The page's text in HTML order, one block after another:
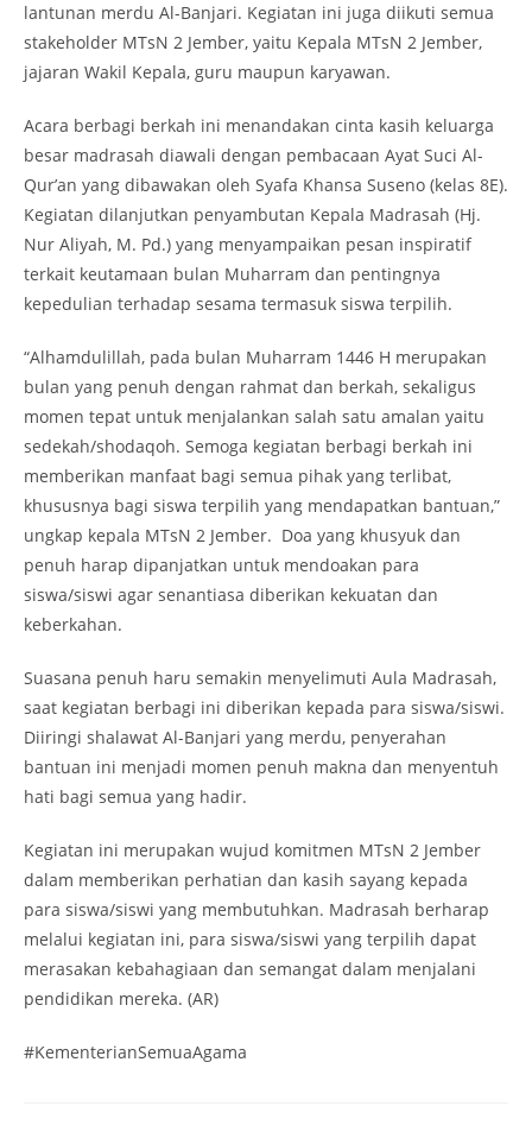
lantunan merdu Al-Banjari. Kegiatan ini juga diikuti semua
stakeholder MTsN 2 Jember, yaitu Kepala MTsN 2 Jember,
jajaran Wakil Kepala, guru maupun karyawan.
Acara berbagi berkah ini menandakan cinta kasih keluarga
besar madrasah diawali dengan pembacaan Ayat Suci Al-
Qur’an yang dibawakan oleh Syafa Khansa Suseno (kelas 8E).
Kegiatan dilanjutkan penyambutan Kepala Madrasah (Hj.
Nur Aliyah, M. Pd.) yang menyampaikan pesan inspiratif
terkait keutamaan bulan Muharram dan pentingnya
kepedulian terhadap sesama termasuk siswa terpilih.
“Alhamdulillah, pada bulan Muharram 1446 H merupakan
bulan yang penuh dengan rahmat dan berkah, sekaligus
momen tepat untuk menjalankan salah satu amalan yaitu
sedekah/shodaqoh. Semoga kegiatan berbagi berkah ini
memberikan manfaat bagi semua pihak yang terlibat,
khususnya bagi siswa terpilih yang mendapatkan bantuan,”
ungkap kepala MTsN 2 Jember. Doa yang khusyuk dan
penuh harap dipanjatkan untuk mendoakan para
siswa/siswi agar senantiasa diberikan kekuatan dan
keberkahan.
Suasana penuh haru semakin menyelimuti Aula Madrasah,
saat kegiatan berbagi ini diberikan kepada para siswa/siswi.
Diiringi shalawat Al-Banjari yang merdu, penyerahan
bantuan ini menjadi momen penuh makna dan menyentuh
hati bagi semua yang hadir.
Kegiatan ini merupakan wujud komitmen MTsN 2 Jember
dalam memberikan perhatian dan kasih sayang kepada
para siswa/siswi yang membutuhkan. Madrasah berharap
melalui kegiatan ini, para siswa/siswi yang terpilih dapat
merasakan kebahagiaan dan semangat dalam menjalani
pendidikan mereka. (AR)
#KementerianSemuaAgama